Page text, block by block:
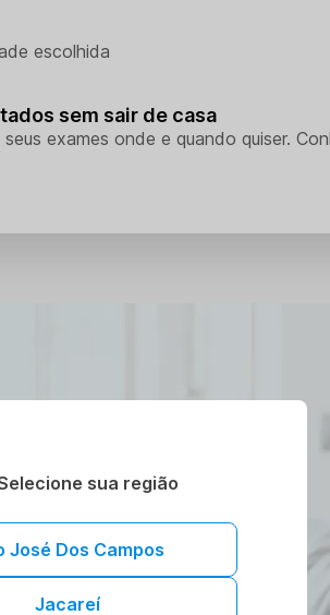
escolhida
sem sair de casa
exames onde e quando quiser.
sua região
José Dos Campos
Jacareí